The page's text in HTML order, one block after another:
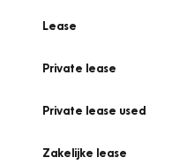
Lease
Private lease
Private lease used
Zakelijke lease